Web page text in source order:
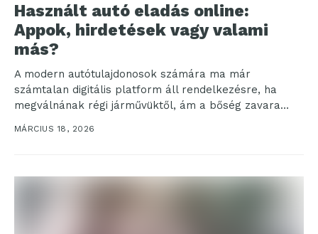
Használt autó eladás online:
Appok, hirdetések vagy valami
más?
A modern autótulajdonosok számára ma már
számtalan digitális platform áll rendelkezésre, ha
megválnának régi járművüktől, ám a bőség zavara
MÁRCIUS 18, 2026